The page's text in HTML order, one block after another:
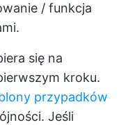
/ funkcja
się na
kroku.
przypadków
Jeśli